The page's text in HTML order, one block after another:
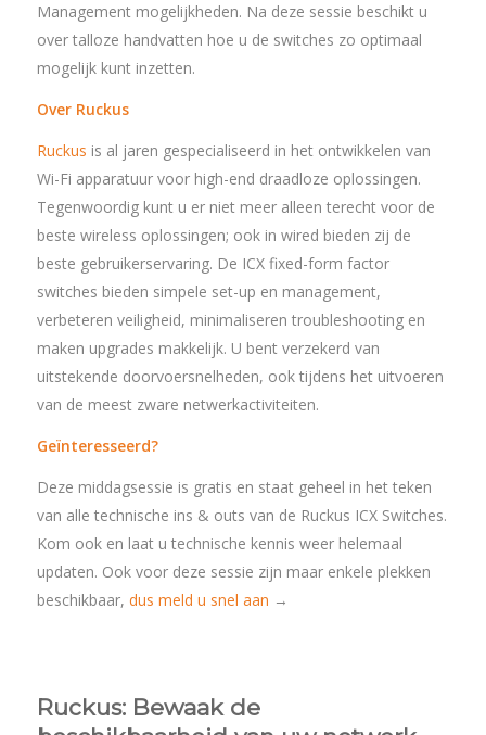
Management mogelijkheden. Na deze sessie beschikt u
over talloze handvatten hoe u de switches zo optimaal
mogelijk kunt inzetten.
Over Ruckus
Ruckus is al jaren gespecialiseerd in het ontwikkelen van
Wi-Fi apparatuur voor high-end draadloze oplossingen.
Tegenwoordig kunt u er niet meer alleen terecht voor de
beste wireless oplossingen; ook in wired bieden zij de
beste gebruikerservaring. De ICX fixed-form factor
switches bieden simpele set-up en management,
verbeteren veiligheid, minimaliseren troubleshooting en
maken upgrades makkelijk. U bent verzekerd van
uitstekende doorvoersnelheden, ook tijdens het uitvoeren
van de meest zware netwerkactiviteiten.
Geïnteresseerd?
Deze middagsessie is gratis en staat geheel in het teken
van alle technische ins & outs van de Ruckus ICX Switches.
Kom ook en laat u technische kennis weer helemaal
updaten. Ook voor deze sessie zijn maar enkele plekken
beschikbaar, dus meld u snel aan →
Ruckus: Bewaak de